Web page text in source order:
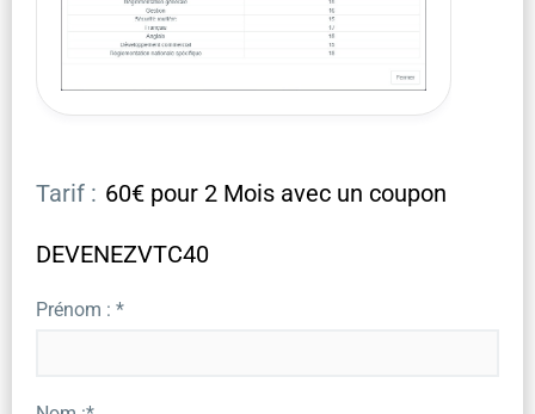
Tarif : 60€ pour 2 Mois avec un coupon
DEVENEZVTC40
Prénom : *